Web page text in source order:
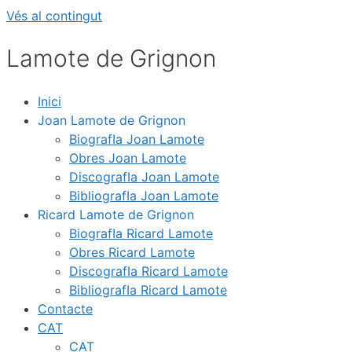
Vés al contingut
Lamote de Grignon
Inici
Joan Lamote de Grignon
BiografIa Joan Lamote
Obres Joan Lamote
DiscografIa Joan Lamote
BibliografIa Joan Lamote
Ricard Lamote de Grignon
BiografIa Ricard Lamote
Obres Ricard Lamote
DiscografIa Ricard Lamote
BibliografIa Ricard Lamote
Contacte
CAT
CAT